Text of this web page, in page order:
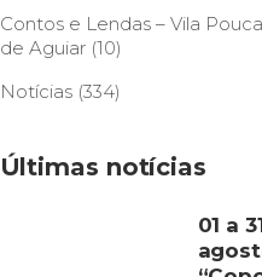
Contos e Lendas – Vila Pouca
de Aguiar(10)
Notícias(334)
Últimas notícias
01 a